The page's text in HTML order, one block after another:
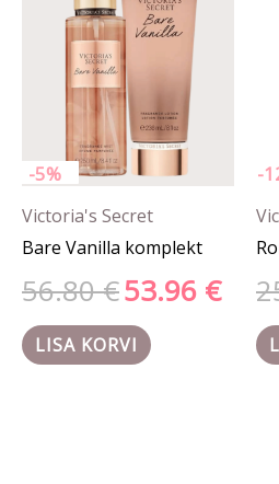
-5%
Victoria's Secret
Bare Vanilla komplekt
56.80€53.96 €
LISA KORVI
-